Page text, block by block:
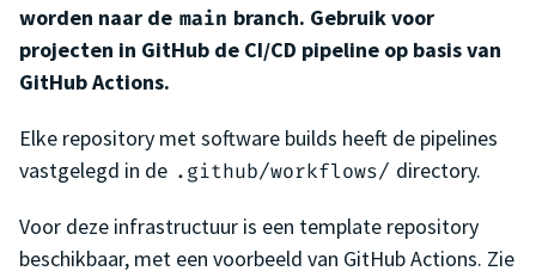
worden naar de main branch. Gebruik voor
projecten in GitHub de CI/CD pipeline op basis van
GitHub Actions.
Elke repository met software builds heeft de pipelines
vastgelegd in de .github/workflows/ directory.
Voor deze infrastructuur is een template repository
beschikbaar, met een voorbeeld van GitHub Actions. Zie